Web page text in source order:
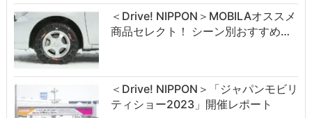
＜Drive! NIPPON＞MOBILAオススメ
商品セレクト！ シーン別おすすめ…
＜Drive! NIPPON＞「ジャパンモビリ
ティショー2023」開催レポート